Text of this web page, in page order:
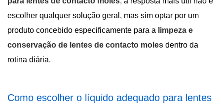
escolher qualquer solução geral, mas sim optar por um
produto concebido especificamente para a limpeza e
conservação de lentes de contacto moles dentro da
rotina diária.
Como escolher o líquido adequado para lentes